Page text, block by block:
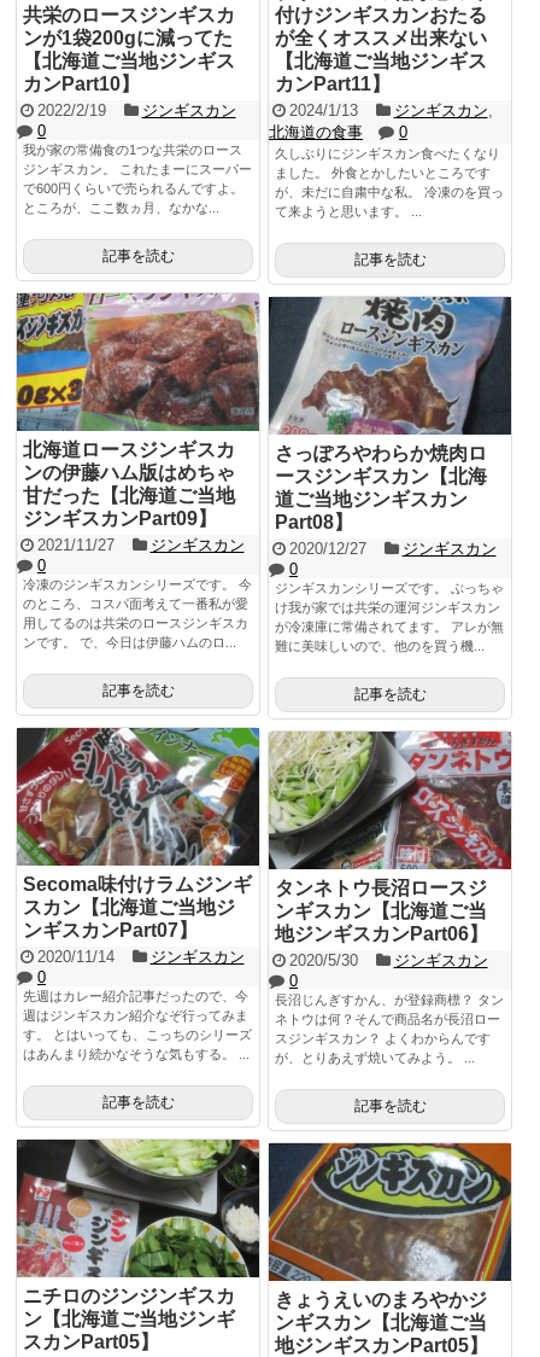
付けジンギスカンおたる
が全くオススメ出来ない
【北海道ご当地ジンギス
カンPart11】
2024/1/13 ジンギスカン
北海道の食事
0
久しぶりにジンギスカン食べたくなり
ました。 外食とかしたいところです
が、未だに自粛中な私。 冷凍のを買っ
て来ようと思います。 ...
記事を読む
共栄のロースジンギスカ
ンが1袋200gに減ってた
【北海道ご当地ジンギス
カンPart10】
2022/2/19
ジンギスカン
0
我が家の常備食の1つな共栄のロース
ジンギスカン。 これたまーにスーパー
で600円くらいで売られるんですよ。
ところが、ここ数ヵ月、なかな...
記事を読む
北海道ロースジンギスカ
ンの伊藤ハム版はめちゃ
甘だった【北海道ご当地
ジンギスカンPart09】
2021/11/27
ジンギスカン
0
冷凍のジンギスカンシリーズです。 今
のところ、コスパ面考えて一番私が愛
用してるのは共栄のロースジンギスカ
ンです。 で、今日は伊藤ハムのロ...
記事を読む
さっぽろやわらか焼肉ロ
ースジンギスカン【北海
道ご当地ジンギスカン
Part08】
2020/12/27
ジンギスカン
0
ジンギスカンシリーズです。 ぶっちゃ
け我が家では共栄の運河ジンギスカン
が冷凍庫に常備されてます。 アレが無
難に美味しいので、他のを買う機...
記事を読む
Secoma味付けラムジンギ
スカン【北海道ご当地ジ
ンギスカンPart07】
2020/11/14
ジンギスカン
0
先週はカレー紹介記事だったので、今
週はジンギスカン紹介なぞ行ってみま
す。 とはいっても、こっちのシリーズ
はあんまり続かなそうな気もする。 ...
記事を読む
タンネトウ長沼ロースジ
ンギスカン【北海道ご当
地ジンギスカンPart06】
2020/5/30
ジンギスカン
0
長沼じんぎすかん、が登録商標？ タン
ネトウは何？そんで商品名が長沼ロー
スジンギスカン？ よくわからんです
が、とりあえず焼いてみよう。 ...
記事を読む
ニチロのジンジンギスカ
ン【北海道ご当地ジンギ
スカンPart05】
きょうえいのまろやかジ
ンギスカン【北海道ご当
地ジンギスカンPart05】